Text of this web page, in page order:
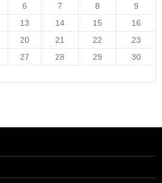
6 7 8
9
13 14 15
16
20 21 22
23
27 28 29
30